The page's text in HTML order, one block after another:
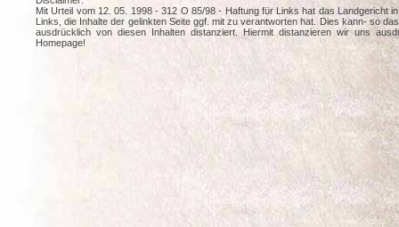
Mit Urteil vom 12. 05. 1998 - 312 O 85/98 - Haftung für Links hat das Landgericht
Links, die Inhalte der gelinkten Seite ggf. mit zu verantworten hat. Dies kann- so
ausdrücklich von diesen Inhalten distanziert. Hiermit distanzieren wir uns
Homepage!